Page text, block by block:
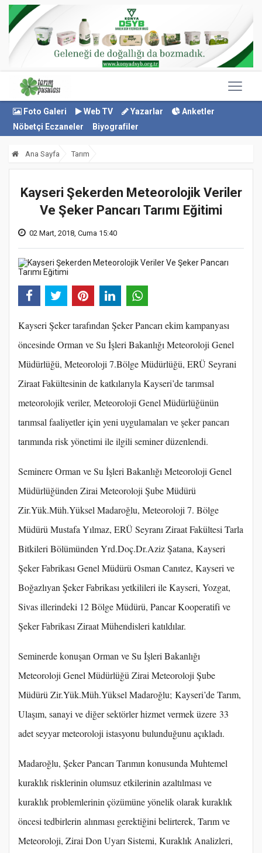
Foto Galeri Web TV Yazarlar
Anketler
Nöbetçi Eczaneler
Biyografiler
Ana Sayfa Tarım
Kayseri Şekerden Meteorolojik Veriler
Ve Şeker Pancarı Tarımı Eğitimi
02 Mart, 2018, Cuma 15:40
Kayseri Şeker tarafından Şeker Pancarı ekim kampanyası
öncesinde Orman ve Su İşleri Bakanlığı Meteoroloji Genel
Müdürlüğü, Meteoroloji 7.Bölge Müdürlüğü, ERÜ Seyrani
Ziraat Fakültesinin de katkılarıyla Kayseri’de tarımsal
meteorolojik veriler, Meteoroloji Genel Müdürlüğünün
tarımsal faaliyetler için yeni uygulamaları ve şeker pancarı
tarımında risk yönetimi ile ilgili seminer düzenlendi.
Seminere Orman ve Su İşleri Bakanlığı Meteoroloji Genel
Müdürlüğünden Zirai Meteoroloji Şube Müdürü
Zir.Yük.Müh.Yüksel Madaroğlu, Meteoroloji 7. Bölge
Müdürü Mustafa Yılmaz, ERÜ Seyranı Ziraat Fakültesi Tarla
Bitkileri Bölümünden Yrd.Doç.Dr.Aziz Şatana, Kayseri
Şeker Fabrikası Genel Müdürü Osman Canıtez, Kayseri ve
Boğazlıyan Şeker Fabrikası yetkilileri ile Kayseri, Yozgat,
Sivas illerindeki 12 Bölge Müdürü, Pancar Kooperatifi ve
Şeker Fabrikası Ziraat Mühendisleri katıldılar.
Seminerde konuşan Orman ve Su İşleri Bakanlığı
Meteoroloji Genel Müdürlüğü Zirai Meteoroloji Şube
Müdürü Zir.Yük.Müh.Yüksel Madaroğlu; Kayseri’de Tarım,
Ulaşım, sanayi ve diğer sektörler hizmet vermek üzere 33
adet seyyar meteoroloji istasyonu bulunduğunu açıkladı.
Madaroğlu, Şeker Pancarı Tarımın konusunda Muhtemel
kuraklık risklerinin olumsuz etkilerinin azaltılması ve
kuraklık problemlerinin çözümüne yönelik olarak kuraklık
öncesi tedbirlerin alınması gerektiğini belirterek, Tarım ve
Meteoroloji, Zirai Don Uyarı Sistemi, Kuraklık Analizleri,